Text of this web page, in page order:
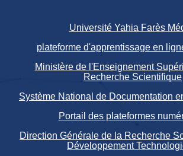
Université Yahia Farès
plateforme d'apprentissage en
Ministère de l'Enseignement
Recherche Scientifique
Système National de Documentation
Portail des plateformes
Direction Générale de la Recherche
Développement